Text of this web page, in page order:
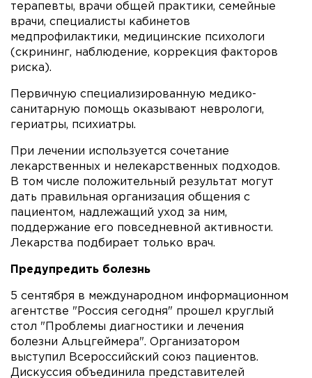
терапевты, врачи общей практики, семейные
врачи, специалисты кабинетов
медпрофилактики, медицинские психологи
(скрининг, наблюдение, коррекция факторов
риска).
Первичную специализированную медико-
санитарную помощь оказывают неврологи,
гериатры, психиатры.
При лечении используется сочетание
лекарственных и нелекарственных подходов.
В том числе положительный результат могут
дать правильная организация общения с
пациентом, надлежащий уход за ним,
поддержание его повседневной активности.
Лекарства подбирает только врач.
Предупредить болезнь
5 сентября в международном информационном
агентстве "Россия сегодня" прошел круглый
стол "Проблемы диагностики и лечения
болезни Альцгеймера". Организатором
выступил Всероссийский союз пациентов.
Дискуссия объединила представителей